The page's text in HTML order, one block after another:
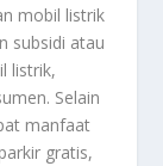
mobil listrik
subsidi atau
listrik,
Selain
manfaat
gratis,